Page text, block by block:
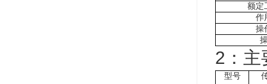
额定
作
操
2：主
型号